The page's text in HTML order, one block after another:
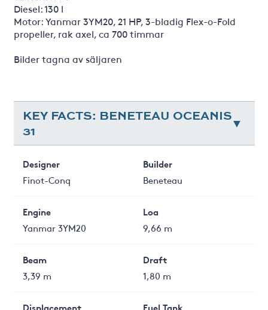
Diesel: 130 l
Motor: Yanmar 3YM20, 21 HP, 3-bladig Flex-o-Fold
propeller, rak axel, ca 700 timmar
Bilder tagna av säljaren
KEY FACTS: BENETEAU OCEANIS
31
Designer
Finot-Conq
Builder
Beneteau
Engine
Yanmar 3YM20
Loa
9,66 m
Beam
3,39 m
Draft
1,80 m